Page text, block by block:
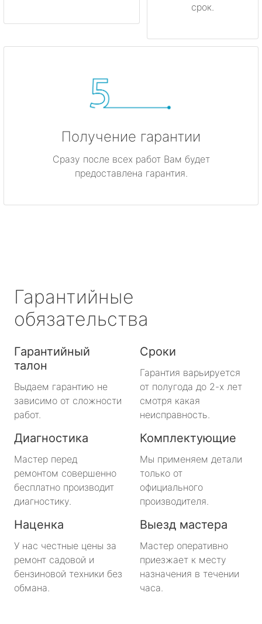
срок.
Получение гарантии
Сразу после всех работ Вам будет
предоставлена гарантия.
Гарантийные
обязательства
Гарантийный
талон
Выдаем гарантию не
зависимо от сложности
работ.
Сроки
Гарантия варьируется
от полугода до 2-х лет
смотря какая
неисправность.
Диагностика
Мастер перед
ремонтом совершенно
бесплатно производит
диагностику.
Комплектующие
Мы применяем детали
только от
официального
производителя.
Наценка
У нас честные цены за
ремонт садовой и
бензиновой техники без
обмана.
Выезд мастера
Мастер оперативно
приезжает к месту
назначения в течении
часа.